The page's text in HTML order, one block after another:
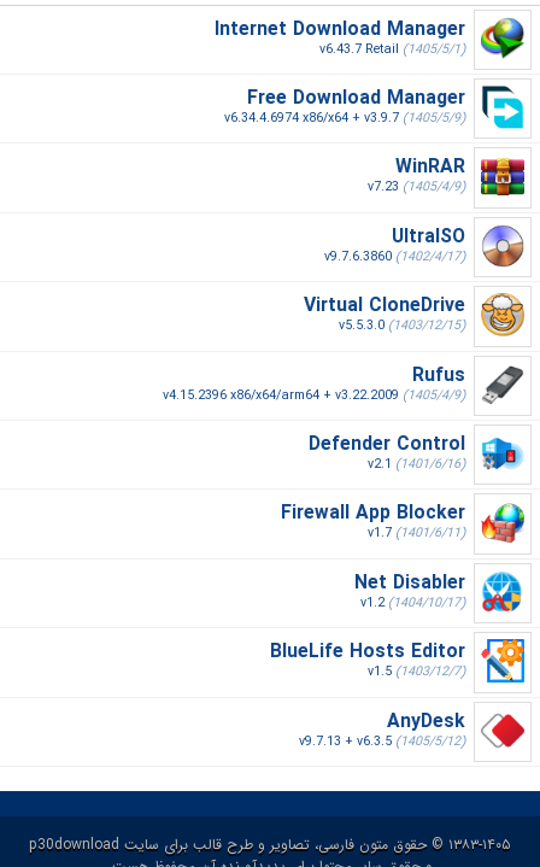
Internet Download Manager
v6.43.7 Retail (1405/5/1)
Free Download Manager
v6.34.4.6974 x86/x64 + v3.9.7 (1405/5/9)
WinRAR
v7.23 (1405/4/9)
UltraISO
v9.7.6.3860 (1402/4/17)
Virtual CloneDrive
v5.5.3.0 (1403/12/15)
Rufus
v4.15.2396 x86/x64/arm64 + v3.22.2009 (1405/4/9)
Defender Control
v2.1 (1401/6/16)
Firewall App Blocker
v1.7 (1401/6/11)
Net Disabler
v1.2(1404/10/17)
BlueLife Hosts Editor
v1.5 (1403/12/7)
AnyDesk
v9.7.13 + v6.3.5 (1405/5/12)
۱۳۸۳-۱۴۰۵ © حقوق متون فارسی، تصاویر و طرح قالب برای سایت p30download